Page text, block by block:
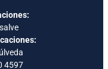
4597